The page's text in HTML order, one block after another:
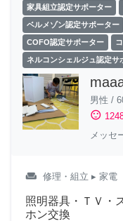
家具組立認定サポーター
ベルメゾン認定サポーター
COFO認定サポーター
ネルコンシェルジュ認定サ
男性 /
sentiment_satisfied
メッセ
weekend 修理・組立 ▸ 家電
照明器具・ＴＶ・
ホン交換